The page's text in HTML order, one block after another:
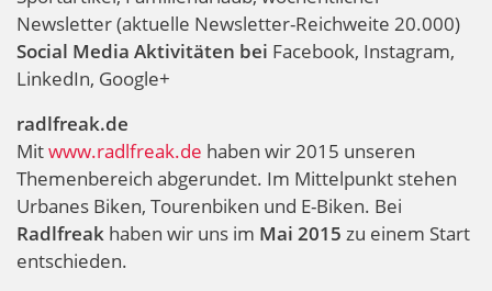
Newsletter (aktuelle Newsletter-Reichweite 20.000)
Social Media Aktivitäten bei Facebook, Instagram,
LinkedIn, Google+
radlfreak.de
Mitwww.radlfreak.de haben wir 2015 unseren
Themenbereich abgerundet. Im Mittelpunkt stehen
Urbanes Biken, Tourenbiken und E-Biken. Bei
Radlfreak haben wir uns im Mai 2015 zu einem Start
entschieden.